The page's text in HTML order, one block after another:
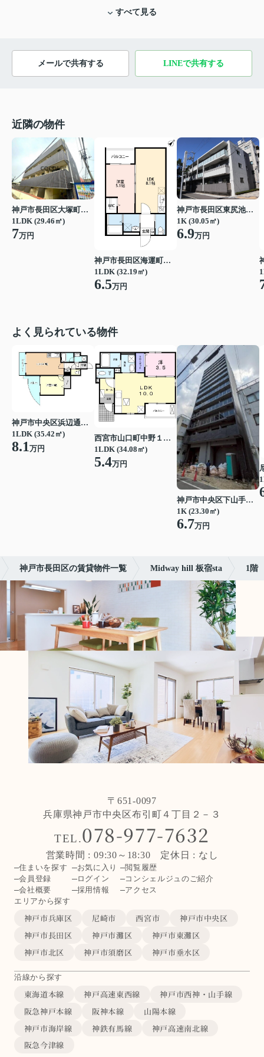
すべて見る
メールで共有する LINEで共有する
近隣の物件
神戸市長田区大塚町３丁目
1LDK (29.46㎡)
7万円
神戸市長田区海運町８丁目
1LDK (32.19㎡)
6.5万円
神戸市長田区東尻池町２丁目
1K (30.05㎡)
6.9万円
よく見られている物件
神戸市中央区浜辺通３丁目
1LDK (35.42㎡)
8.1万円
西宮市山口町中野１丁目
1LDK (34.08㎡)
5.4万円
神戸市中央区下山手通７丁目
1K (23.30㎡)
6.7万円
神戸市長田区の賃貸物件一覧 Midway hill 板宿sta 1階
〒651-0097
兵庫県神戸市中央区布引町４丁目２－３
TEL.078-977-7632
営業時間 : 09:30～18:30 定休日 : なし
住まいを探す お気に入り
閲覧履歴
会員登録
ログイン
コンシェルジュのご紹介
会社概要
採用情報
アクセス
エリアから探す
神戸市兵庫区 尼崎市 西宮市
神戸市中央区
神戸市長田区
神戸市灘区
神戸市東灘区
神戸市北区
神戸市須磨区 神戸市垂水区
沿線から探す
東海道本線 神戸高速東西線
神戸市西神・山手線
阪急神戸本線
阪神本線
山陽本線
神戸市海岸線
神鉄有馬線
神戸高速南北線
阪急今津線